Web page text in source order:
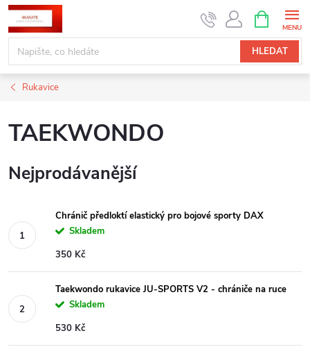
Přejít
na
obsah
HLEDAT
NÁKUPNÍ
KOŠÍK
Rukavice
TAEKWONDO
Nejprodávanější
Chránič předloktí elastický pro bojové sporty DAX
Skladem
350 Kč
Taekwondo rukavice JU-SPORTS V2 - chrániče na ruce
Skladem
530 Kč